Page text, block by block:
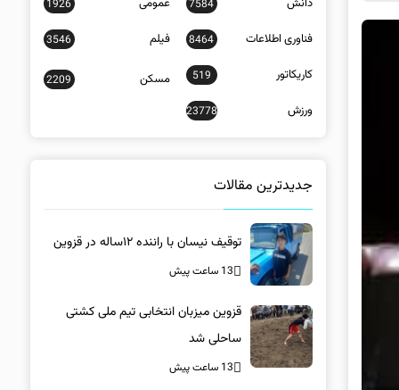
7584
1926
فناوری اطلاعات 8464 فیلم 3546
کاریکاتور 519 مسکن 2209
ورزش 23778
جدیدترین مقالات
توقیف نیسان با راننده ۱۲ساله در قزوین
13 ساعت پیش
قزوین میزبان انتخابی تیم ملی کشتی
ساحلی شد
13 ساعت پیش